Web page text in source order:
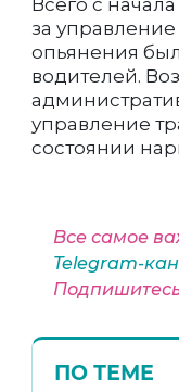
Всего с
за
опьянения
водителей.
управление
состоянии
Все самое
Telegram-
ПО ТЕМЕ